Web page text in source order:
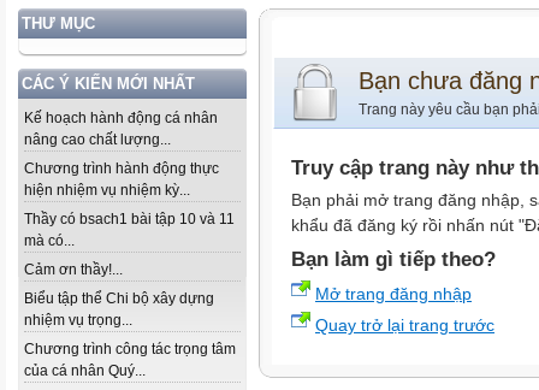
THƯ MỤC
CÁC Ý KIẾN MỚI NHẤT
Kế hoạch hành động cá nhân
nâng cao chất lượng...
Chương trình hành động thực
hiện nhiệm vụ nhiệm kỳ...
Thầy có bsach1 bài tập 10 và 11
mà có...
Cảm ơn thầy!...
Biểu tập thể Chi bộ xây dựng
nhiệm vụ trọng...
Chương trình công tác trọng tâm
của cá nhân Quý...
Bạn chưa đăng
Trang này yêu cầu bạn
Truy cập trang này như
Bạn phải mở trang đăng nhập,
khẩu đã đăng ký rồi nhấn nút
Bạn làm gì tiếp theo?
Mở trang đăng nhập
Quay trở lại trang trước